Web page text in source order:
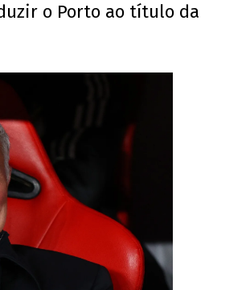
o Porto ao título da